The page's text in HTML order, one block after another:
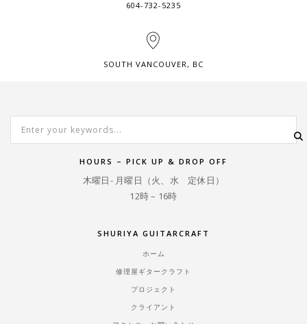
604-732-5235
SOUTH VANCOUVER, BC
HOURS – PICK UP & DROP OFF
木曜日- 月曜日（火、水 定休日）
12時 – 16時
SHURIYA GUITARCRAFT
ホーム
修理屋ギタークラフト
プロジェクト
クライアント